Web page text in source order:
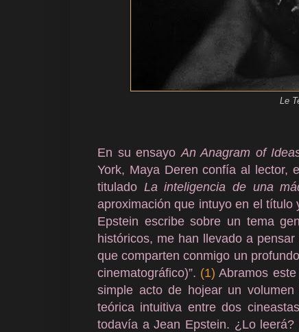
Le
En su ensayo An Anagram of
York, Maya Deren confía al lector,
titulado La inteligencia de una
aproximación que intuyo en el
Epstein escribe sobre un tema
históricos, me han llevado a
que comparten conmigo un
cinematográfico)”. (1) Abramos
simple acto de hojear un
teórica intuitiva entre dos
todavía a Jean Epstein. ¿Lo